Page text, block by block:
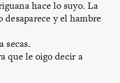
hace lo suyo. La
y el hambre
que le oigo decir a